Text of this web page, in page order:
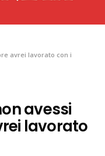
avrei lavorato con i
avessi
lavorato